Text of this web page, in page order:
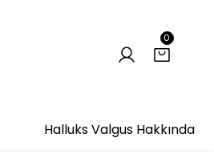
0
Halluks Valgus Hakkında